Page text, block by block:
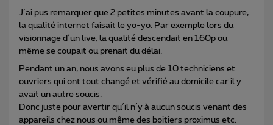
J´ai pus remarquer que 2 petites minutes avant la coupure,
la qualité internet faisait le yo-yo. Par exemple lors du
visionnage d´un live, la qualité descendait en 160p ou
même se coupait ou prenait du délai.
Pendant un an, nous avons eu plus de 10 techniciens et
ouvriers qui ont tout changé et vérifié au domicile car il y
avait un autre soucis.
Donc juste pour avertir qu´il n´y à aucun soucis venant des
appareils chez nous ou même des boitiers proximus etc.